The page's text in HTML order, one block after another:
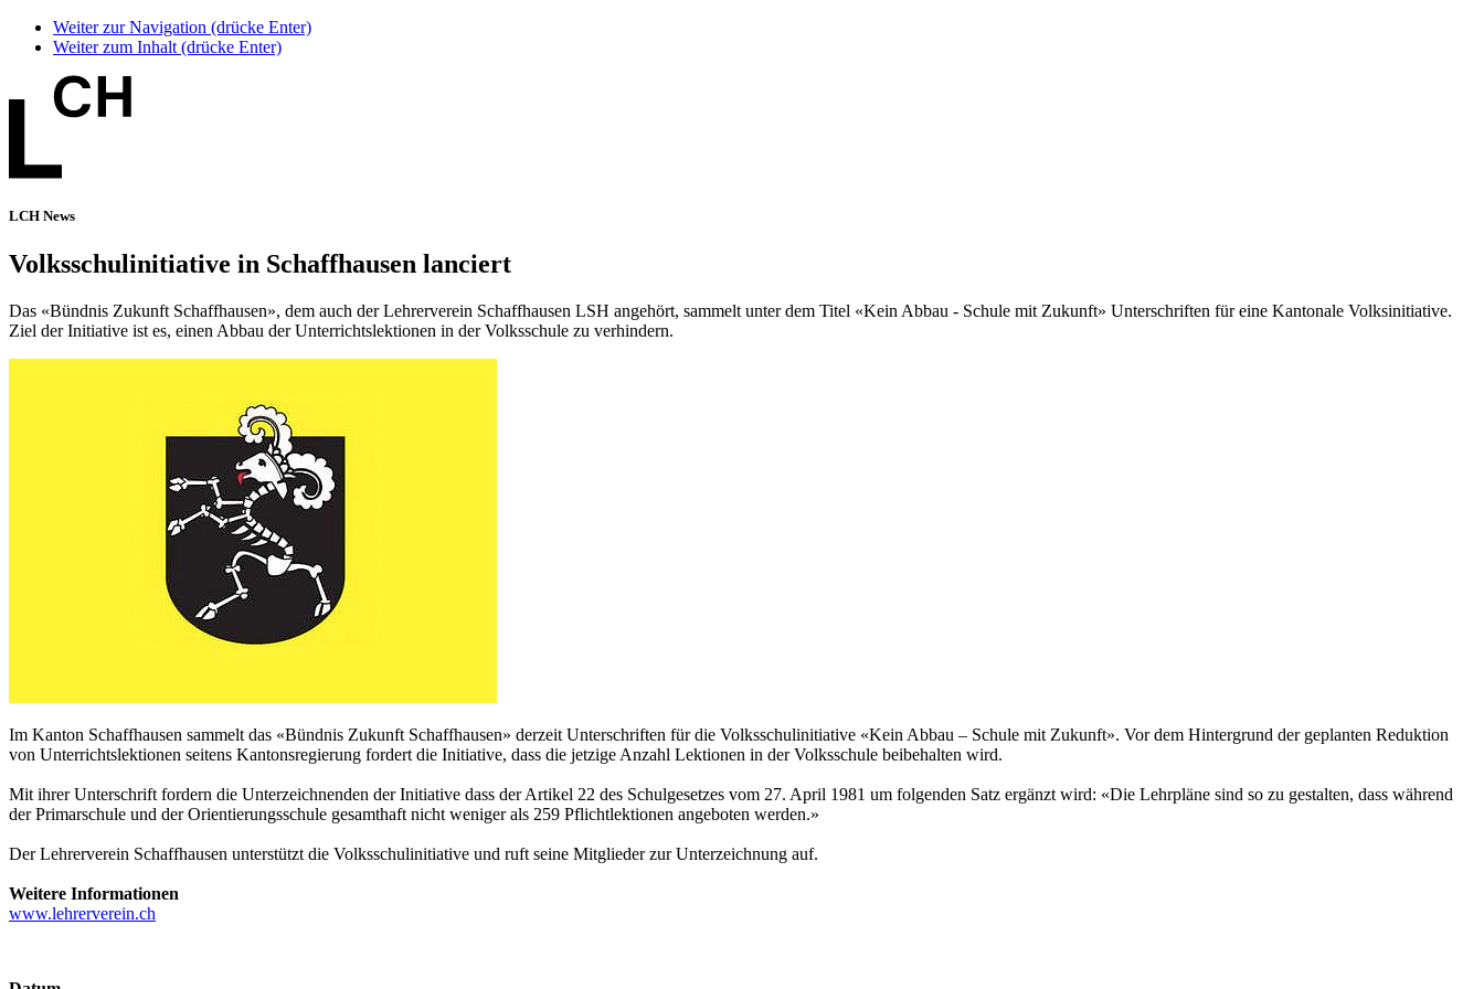
Weiter zur Navigation (drücke Enter)
Weiter zum Inhalt (drücke Enter)
LCH News
Volksschulinitiative in Schaffhausen lanciert
Das «Bündnis Zukunft Schaffhausen», dem auch der Lehrerverein Schaffhausen LSH angehört, sammelt unter dem Titel «Kein Abbau - Schule mit Zukunft» Unterschriften für eine Kantonale Volksinitiative.
Ziel der Initiative ist es, einen Abbau der Unterrichtslektionen in der Volksschule zu verhindern.
Im Kanton Schaffhausen sammelt das «Bündnis Zukunft Schaffhausen» derzeit Unterschriften für die Volksschulinitiative «Kein Abbau – Schule mit Zukunft». Vor dem Hintergrund der geplanten Reduktion
von Unterrichtslektionen seitens Kantonsregierung fordert die Initiative, dass die jetzige Anzahl Lektionen in der Volksschule beibehalten wird.
Mit ihrer Unterschrift fordern die Unterzeichnenden der Initiative dass der Artikel 22 des Schulgesetzes vom 27. April 1981 um folgenden Satz ergänzt wird: «Die Lehrpläne sind so zu gestalten, dass während
der Primarschule und der Orientierungsschule gesamthaft nicht weniger als 259 Pflichtlektionen angeboten werden.»
Der Lehrerverein Schaffhausen unterstützt die Volksschulinitiative und ruft seine Mitglieder zur Unterzeichnung auf.
Weitere Informationen
www.lehrerverein.ch